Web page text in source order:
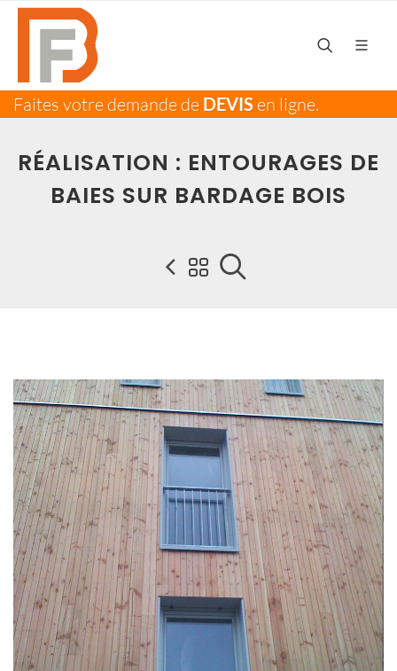
Faites votre demande de DEVIS en ligne.
RÉALISATION : ENTOURAGES DE
BAIES SUR BARDAGE BOIS